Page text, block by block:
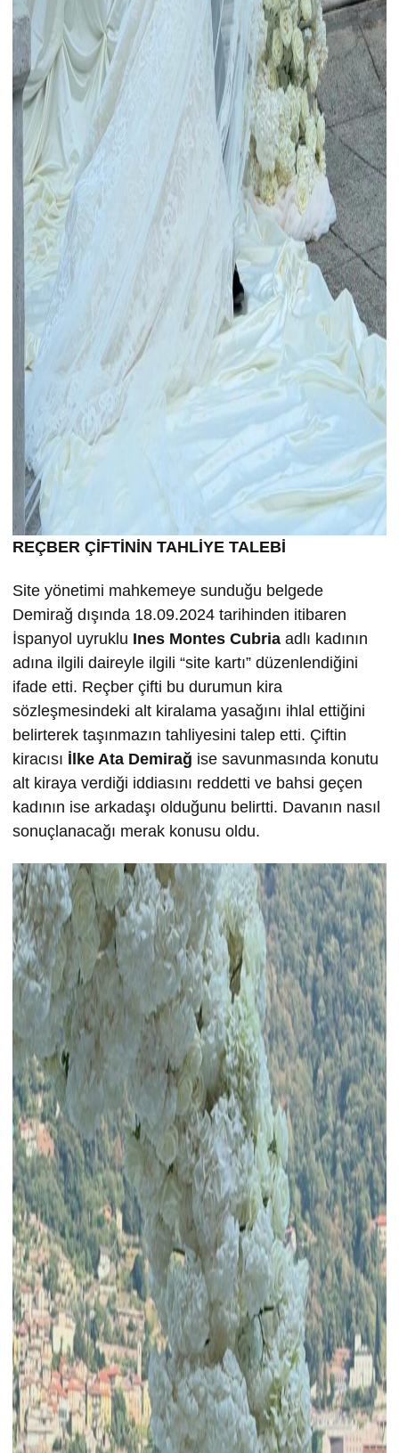
REÇBER ÇİFTİNİN TAHLİYE TALEBİ
Site yönetimi mahkemeye sunduğu belgede
Demirağ dışında 18.09.2024 tarihinden itibaren
İspanyol uyruklu Ines Montes Cubria adlı kadının
adına ilgili daireyle ilgili “site kartı” düzenlendiğini
ifade etti. Reçber çifti bu durumun kira
sözleşmesindeki alt kiralama yasağını ihlal ettiğini
belirterek taşınmazın tahliyesini talep etti. Çiftin
kiracısı İlke Ata Demirağ ise savunmasında konutu
alt kiraya verdiği iddiasını reddetti ve bahsi geçen
kadının ise arkadaşı olduğunu belirtti. Davanın nasıl
sonuçlanacağı merak konusu oldu.